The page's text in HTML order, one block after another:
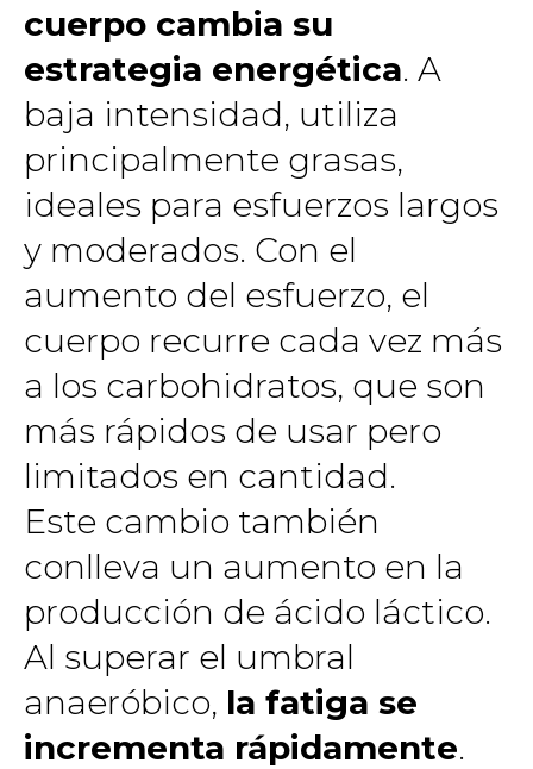
cuerpo cambia su
estrategia energética. A
baja intensidad, utiliza
principalmente grasas,
ideales para esfuerzos largos
y moderados. Con el
aumento del esfuerzo, el
cuerpo recurre cada vez más
a los carbohidratos, que son
más rápidos de usar pero
limitados en cantidad.
Este cambio también
conlleva un aumento en la
producción de ácido láctico.
Al superar el umbral
anaeróbico, la fatiga se
incrementa rápidamente.